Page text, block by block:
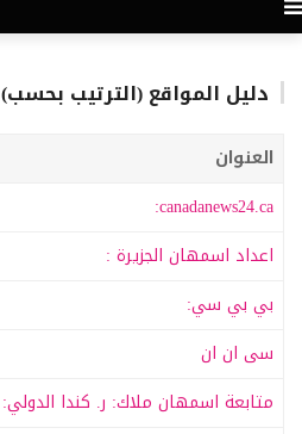
دليل المواقع (الترتيب بحسب)
العنوان
canadanews24.ca:
اعداد اسمهان الجزيرة :
بي بي سي:
سى ان ان
متابعة اسمهان ملاك: ر. كندا الدولي: